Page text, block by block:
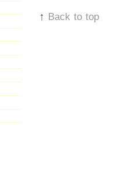
↑ Back to top